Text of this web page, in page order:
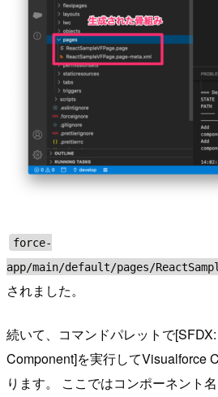
force-
app/main/default/pages/
されました。
続いて、コマンドパレットで
Component]を実行してVisualforce
ります。 ここではコンポーネント